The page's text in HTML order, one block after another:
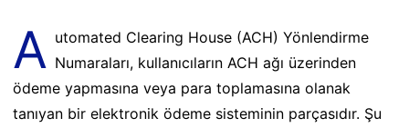
A utomated Clearing House (ACH) Yönlendirme
Numaraları, kullanıcıların ACH ağı üzerinden
ödeme yapmasına veya para toplamasına olanak
tanıyan bir elektronik ödeme sisteminin parçasıdır. Şu